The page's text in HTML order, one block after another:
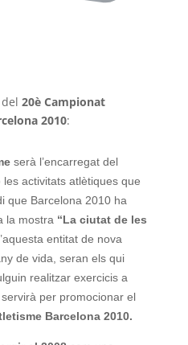
20è Campionat
2010:
serà l’encarregat del
activitats atlètiques que
que Barcelona 2010 ha
la mostra “La ciutat de les
entitat de nova
de vida, seran els qui
realitzar exercicis a
per promocionar el
Barcelona 2010.